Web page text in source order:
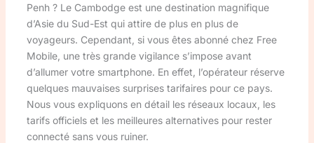
Penh ? Le Cambodge est une destination magnifique
d’Asie du Sud-Est qui attire de plus en plus de
voyageurs. Cependant, si vous êtes abonné chez Free
Mobile, une très grande vigilance s’impose avant
d’allumer votre smartphone. En effet, l’opérateur réserve
quelques mauvaises surprises tarifaires pour ce pays.
Nous vous expliquons en détail les réseaux locaux, les
tarifs officiels et les meilleures alternatives pour rester
connecté sans vous ruiner.